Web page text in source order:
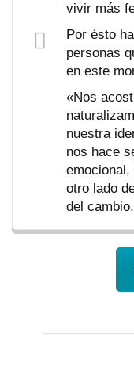
vivir más
Por ésto
personas
en este
«Nos
nuestra
nos hace
otro lado
del